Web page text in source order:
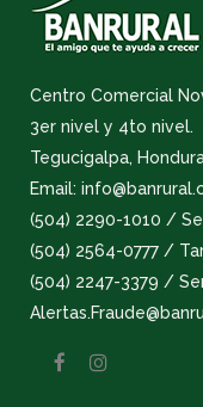
Centro Comercial
3er nivel y 4to nivel.
Tegucigalpa,
Email:
(504) 2290-1010 /
(504) 2564-0777 /
(504) 2247-3379 /